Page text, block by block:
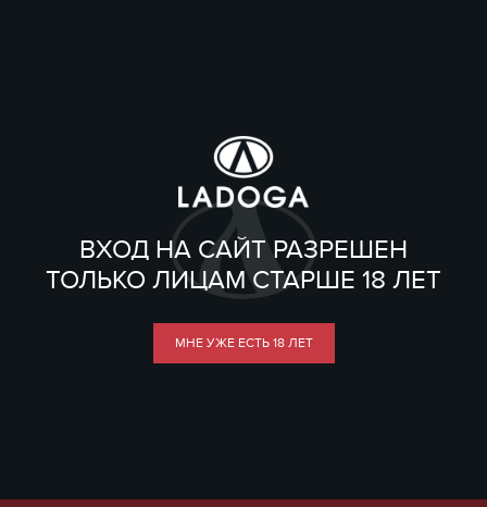
ВХОД НА САЙТ РАЗРЕШЕН
ТОЛЬКО ЛИЦАМ СТАРШЕ 18 ЛЕТ
МНЕ УЖЕ ЕСТЬ 18 ЛЕТ